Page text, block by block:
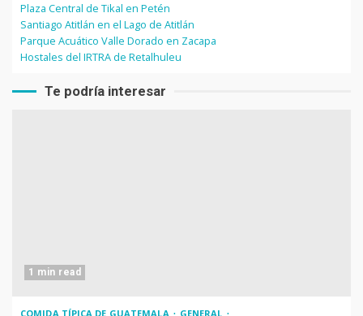
Plaza Central de Tikal en Petén
Santiago Atitlán en el Lago de Atitlán
Parque Acuático Valle Dorado en Zacapa
Hostales del IRTRA de Retalhuleu
Te podría interesar
1 min read
COMIDA TÍPICA DE GUATEMALA GENERAL